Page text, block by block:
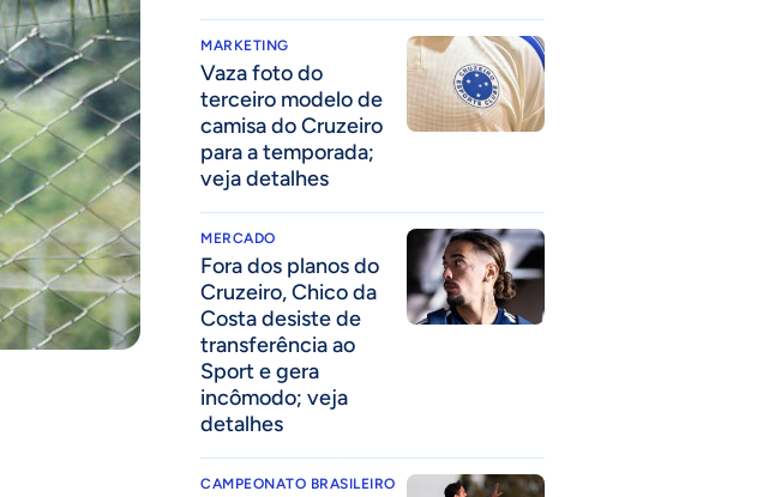
MARKETING
Vaza foto do
terceiro modelo de
camisa do Cruzeiro
para a temporada;
veja detalhes
MERCADO
Fora dos planos do
Cruzeiro, Chico da
Costa desiste de
transferência ao
Sport e gera
incômodo; veja
detalhes
CAMPEONATO BRASILEIRO